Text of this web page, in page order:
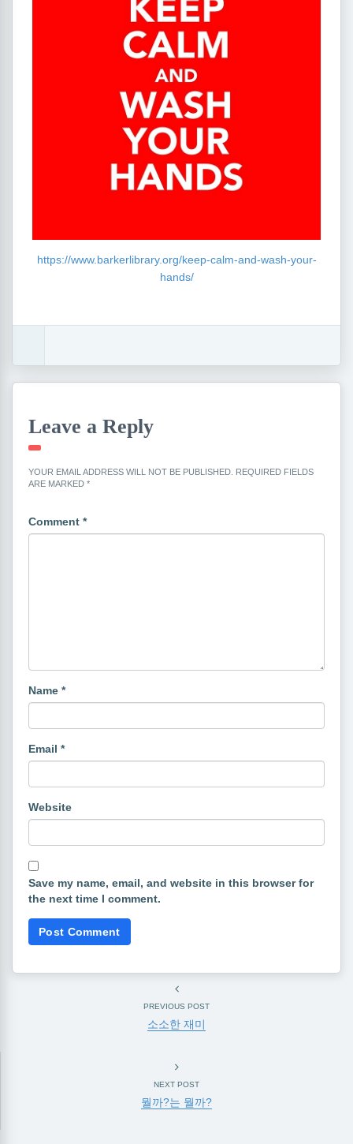
https://www.barkerlibrary.org/keep-calm-and-wash-your-
hands/
Leave a Reply
YOUR EMAIL ADDRESS WILL NOT BE PUBLISHED. REQUIRED FIELDS
ARE MARKED *
Comment *
Name *
Email *
Website
Save my name, email, and website in this browser for
the next time I comment.
PREVIOUS POST
소소한 재미
NEXT POST
뭘까?는 뭘까?